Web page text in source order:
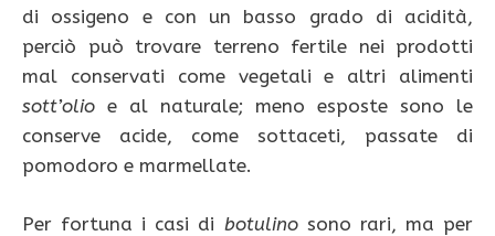
di ossigeno e con un basso grado di acidità,
perciò può trovare terreno fertile nei prodotti
mal conservati come vegetali e altri alimenti
sott’olio e al naturale; meno esposte sono le
conserve acide, come sottaceti, passate di
pomodoro e marmellate.
Per fortuna i casi di botulinosono rari, ma per